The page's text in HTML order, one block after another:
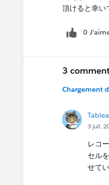
0
3
Chargement
3 juil.
レコ
セル
せて